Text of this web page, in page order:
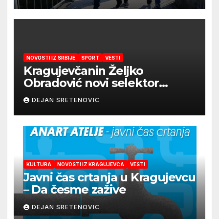
NOVOSTI IZ SRBIJE SPORT VESTI
Kragujevčanin Željko
Obradović novi selektor
Atletske reprezentacije Srbije
DEJAN SRETENOVIC
KULTURA NOVOSTI IZ KRAGUJEVCA VESTI
Javni čas crtanja u Kragujevcu
– Da česme zažive
DEJAN SRETENOVIC